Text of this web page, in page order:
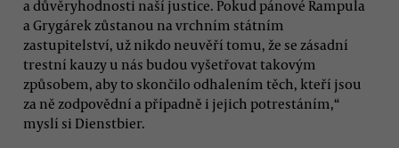
a důvěryhodnosti naší justice. Pokud pánové Rampula
a Grygárek zůstanou na vrchním státním
zastupitelství, už nikdo neuvěří tomu, že se zásadní
trestní kauzy u nás budou vyšetřovat takovým
způsobem, aby to skončilo odhalením těch, kteří jsou
za ně zodpovědní a případně i jejich potrestáním,“
myslí si Dienstbier.